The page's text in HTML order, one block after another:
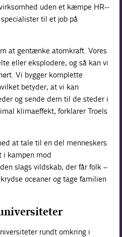
uden et kæmpe HR-­
til et job på
at gentænke atomkraft. Vores
eller eksplodere, og så kan vi
Vi bygger komplette
betyder, at vi kan
og sende dem til de steder i
klimaeffekt, forklarer Troels
at tale til en del menneskers
i kampen mod
slags vildskab, der får folk –
oceaner og tage familien
rundt omkring i